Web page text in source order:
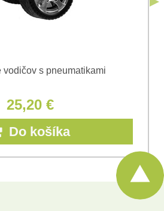
vodičov s pneumatikami
25,20 €
Do košíka